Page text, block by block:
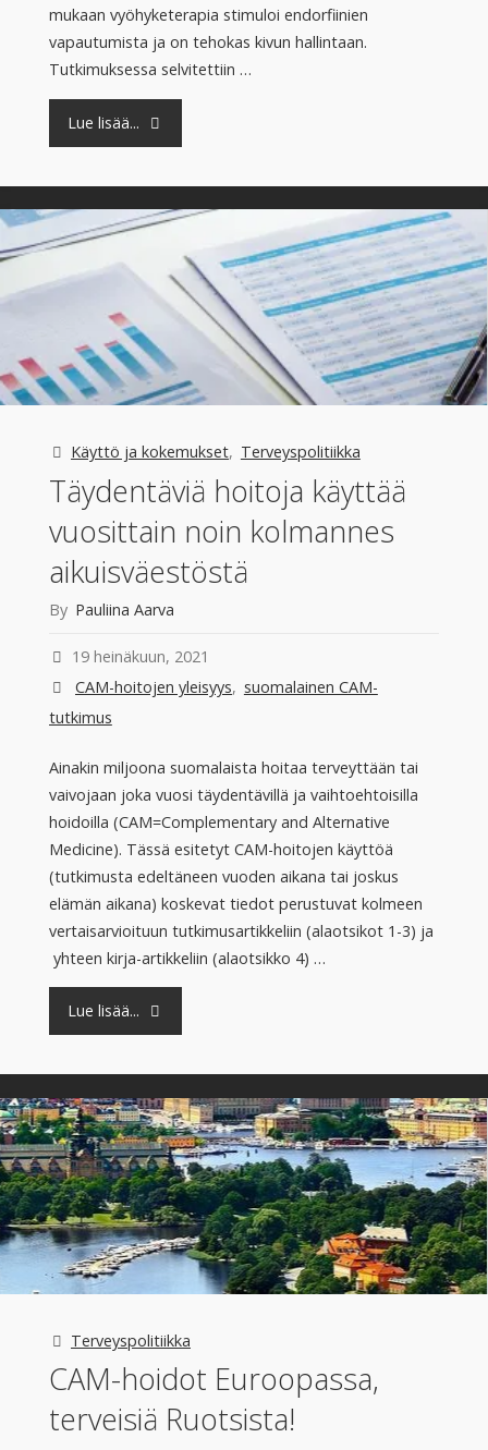
mukaan vyöhyketerapia stimuloi endorfiinien
vapautumista ja on tehokas kivun hallintaan.
Tutkimuksessa selvitettiin …
Lue lisää... "Tutkimus:
lievitti
kirurgisten
potilaiden
kipuja"
Käyttö ja kokemukset, Terveyspolitiikka
Täydentäviä hoitoja käyttää
vuosittain noin kolmannes
aikuisväestöstä
By Pauliina Aarva
19 heinäkuun, 2021
CAM-hoitojen yleisyys, suomalainen CAM-
tutkimus
Ainakin miljoona suomalaista hoitaa terveyttään tai
vaivojaan joka vuosi täydentävillä ja vaihtoehtoisilla
hoidoilla (CAM=Complementary and Alternative
Medicine). Tässä esitetyt CAM-hoitojen käyttöä
(tutkimusta edeltäneen vuoden aikana tai joskus
elämän aikana) koskevat tiedot perustuvat kolmeen
vertaisarvioituun tutkimusartikkeliin (alaotsikot 1-3) ja
yhteen kirja-artikkeliin (alaotsikko 4) …
Lue lisää... "Täydentäviä
käyttää
vuosittain
noin
kolmannes
aikuisväestöstä"
Terveyspolitiikka
CAM-hoidot Euroopassa,
terveisiä Ruotsista!